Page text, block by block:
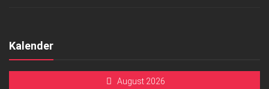
Kalender
August 2026